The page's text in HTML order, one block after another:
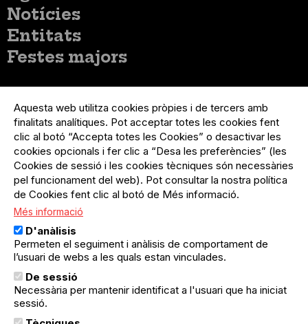
principal
Notícies
Entitats
Festes majors
del
compte
d'usuari
Menú
usuari
no
loggat
Registre organització
Menú
Peu
Sobre el projecte
Preguntes freqüents
Contacte
Menú
Legal
Política de privacitat
Avís legal
Política de cookies
El Quèdequè no es fa responsable de les activitats
programades; en són responsables els col·lectius
organitzadors.
Aquesta web utilitza cookies pròpies i de tercers amb
finalitats analítiques. Pot acceptar totes les cookies fent
clic al botó “Accepta totes les Cookies” o desactivar les
cookies opcionals i fer clic a “Desa les preferències” (les
Cookies de sessió i les cookies tècniques són necessàries
pel funcionament del web). Pot consultar la nostra política
de Cookies fent clic al botó de Més informació.
Més informació
D'anàlisis
Permeten el seguiment i anàlisis de comportament de
l’usuari de webs a les quals estan vinculades.
De sessió
Necessària per mantenir identificat a l'usuari que ha iniciat
sessió.